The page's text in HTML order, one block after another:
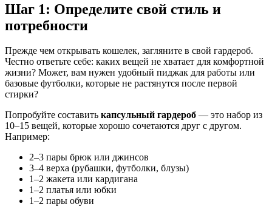
Шаг 1: Определите свой стиль и
потребности
Прежде чем открывать кошелек, загляните в свой гардероб.
Честно ответьте себе: каких вещей не хватает для комфортной
жизни? Может, вам нужен удобный пиджак для работы или
базовые футболки, которые не растянутся после первой
стирки?
Попробуйте составить капсульный гардероб — это набор из
10–15 вещей, которые хорошо сочетаются друг с другом.
Например:
2–3 пары брюк или джинсов
3–4 верха (рубашки, футболки, блузы)
1–2 жакета или кардигана
1–2 платья или юбки
1–2 пары обуви